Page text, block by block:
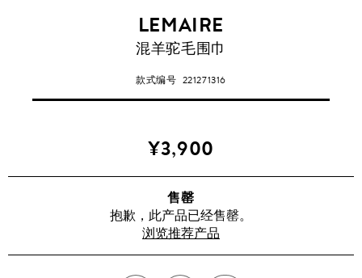
LEMAIRE
混羊驼毛围巾
款式编号 221271316
¥3,900
售罄
抱歉，此产品已经售罄。
浏览推荐产品